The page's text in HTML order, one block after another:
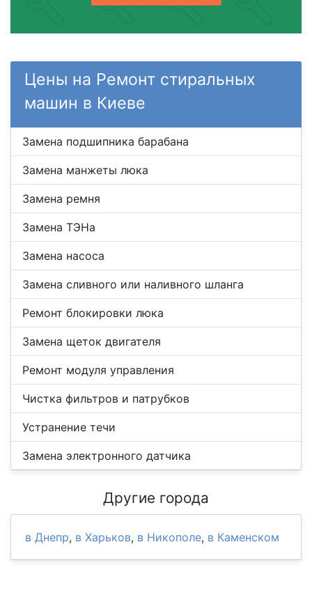
Цены на Ремонт стиральных
машин в Киеве
Замена подшипника барабана
Замена манжеты люка
Замена ремня
Замена ТЭНа
Замена насоса
Замена сливного или наливного шланга
Ремонт блокировки люка
Замена щеток двигателя
Ремонт модуля управления
Чистка фильтров и патрубков
Устранение течи
Замена электронного датчика
Другие города
в Днепр, в Харьков, в Никополе, в Каменском